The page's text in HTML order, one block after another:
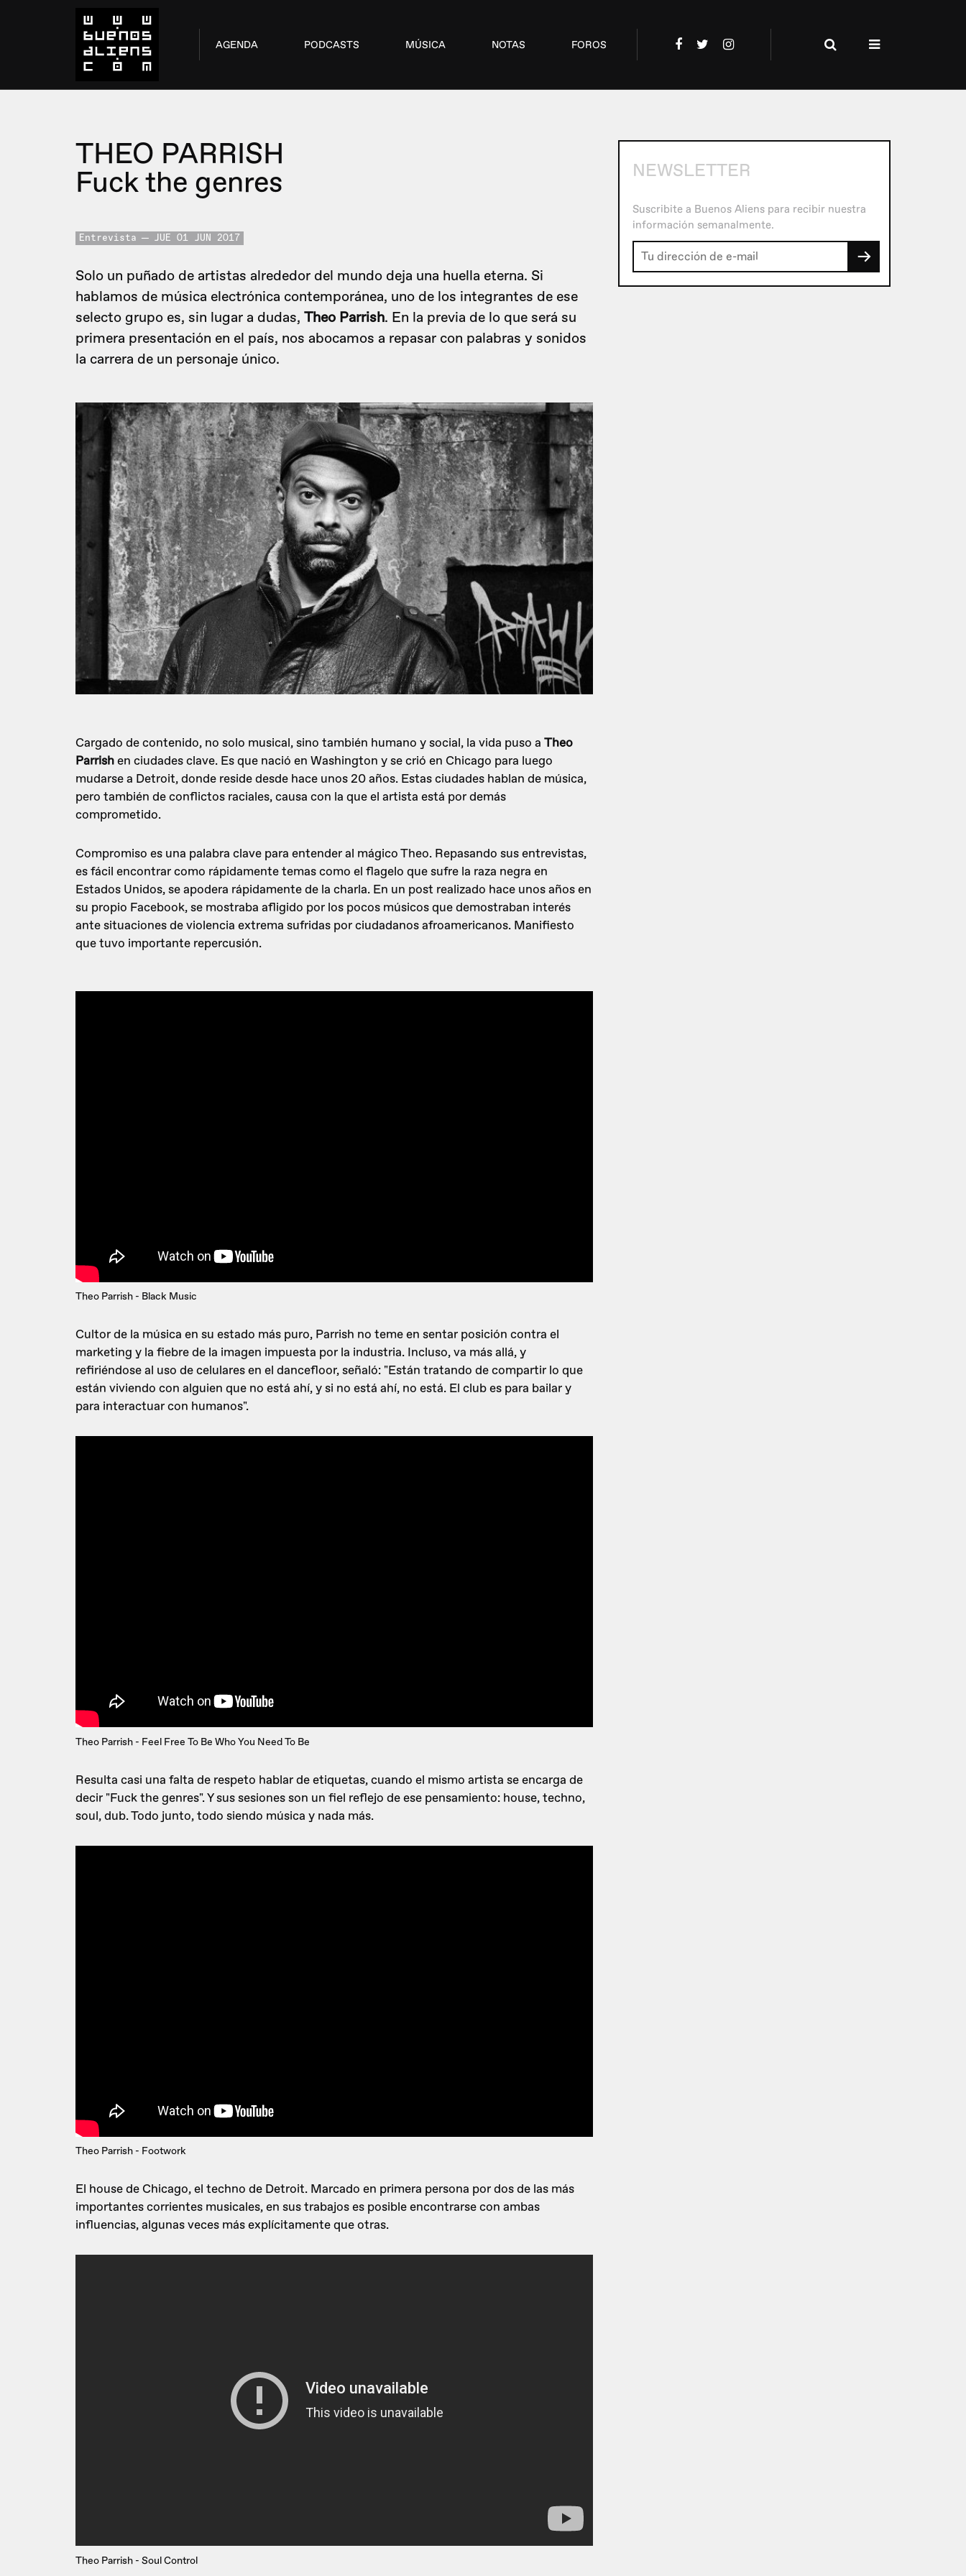
AGENDA PODCASTS MÚSICA NOTAS FOROS
THEO PARRISH
Fuck the genres
Entrevista JUE 01 JUN 2017
Solo un puñado de artistas alrededor del mundo deja una huella eterna. Si
hablamos de música electrónica contemporánea, uno de los integrantes de ese
selecto grupo es, sin lugar a dudas, Theo Parrish. En la previa de lo que será su
primera presentación en el país, nos abocamos a repasar con palabras y sonidos
la carrera de un personaje único.
Cargado de contenido, no solo musical, sino también humano y social, la vida puso a Theo
Parrishen ciudades clave. Es que nació en Washington y se crió en Chicago para luego
mudarse a Detroit, donde reside desde hace unos 20 años. Estas ciudades hablan de música,
pero también de conflictos raciales, causa con la que el artista está por demás
comprometido.
Compromiso es una palabra clave para entender al mágico Theo. Repasando sus entrevistas,
es fácil encontrar como rápidamente temas como el flagelo que sufre la raza negra en
Estados Unidos, se apodera rápidamente de la charla. En un post realizado hace unos años en
su propio Facebook, se mostraba afligido por los pocos músicos que demostraban interés
ante situaciones de violencia extrema sufridas por ciudadanos afroamericanos. Manifiesto
que tuvo importante repercusión.
Theo Parrish - Black Music
Cultor de la música en su estado más puro, Parrish no teme en sentar posición contra el
marketing y la fiebre de la imagen impuesta por la industria. Incluso, va más allá, y
refiriéndose al uso de celulares en el dancefloor, señaló: "Están tratando de compartir lo que
están viviendo con alguien que no está ahí, y si no está ahí, no está. El club es para bailar y
para interactuar con humanos".
Theo Parrish - Feel Free To Be Who You Need To Be
Resulta casi una falta de respeto hablar de etiquetas, cuando el mismo artista se encarga de
decir "Fuck the genres". Y sus sesiones son un fiel reflejo de ese pensamiento: house, techno,
soul, dub. Todo junto, todo siendo música y nada más.
Theo Parrish - Footwork
El house de Chicago, el techno de Detroit. Marcado en primera persona por dos de las más
importantes corrientes musicales, en sus trabajos es posible encontrarse con ambas
influencias, algunas veces más explícitamente que otras.
Theo Parrish - Soul Control
NEWSLETTER
Suscribite a Buenos Aliens para recibir nuestra
información semanalmente.
→